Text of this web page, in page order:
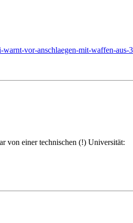
vor-anschlaegen-mit-waffen-aus-
von einer technischen (!) Universität: